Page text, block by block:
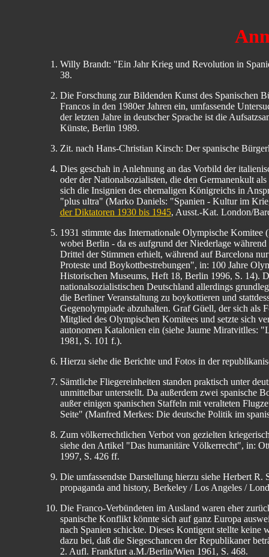
Willy Brandt: "Ein Jahr Krieg und Revolution in
38.
Die Forschung zur Bildenden Kunst des Spanischen
Francos in den 1980er Jahren ein, umfassende
der letzten Jahre in deutscher Sprache ist die
Künste, Berlin 1989.
Zit. nach Hans-Christian Kirsch: Der spanische
Dies geschah in Anlehnung an das Vorbild der
oder der Nationalsozialisten, die den Germanenkult
sich die Insignien des ehemaligen Königreichs in
"plus ultra" (Marko Daniels: "Spanien - Kultur im
der Diktatoren 1930 bis 1945, Ausst.-Kat. London/
1931 stimmte das Internationale Olympische
wobei Berlin - da es aufgrund der Niederlage
Drittel der Stimmen erhielt, während auf Barcelona
Proteste und Boykottbestrebungen", in: 100 Jahre
Historischen Museums, Heft 18, Berlin 1996, S. 14).
nationalsozialistischen Deutschland allerdings
die Berliner Veranstaltung zu boykottieren und
Gegenolympiade abzuhalten. Graf Güell, der sich als
Mitglied des Olympischen Komitees und setzte sich
autonomen Katalonien ein (siehe Jaume Miratvitlles:
1981, S. 101 f.).
Hierzu siehe die Berichte und Fotos in der
Sämtliche Fliegereinheiten standen praktisch unter
unmittelbar unterstellt. Da außerdem zwei spanische
außer einigen spanischen Staffeln mit veralteten
Seite" (Manfred Merkes: Die deutsche Politik im
Zum völkerrechtlichen Verbot von gezielten
siehe den Artikel "Das humanitäre Völkerrecht", in:
1997, S. 426 ff.
Die umfassendste Darstellung hierzu siehe Herbert
propaganda and history, Berkeley / Los Angeles /
Die Franco-Verbündeten im Ausland waren eher
spanische Konflikt könnte sich auf ganz Europa
nach Spanien schickte. Dieses Kontigent stellte
dazu bei, daß die Siegeschancen der Republikaner
2. Aufl. Frankfurt a.M./Berlin/Wien 1961, S. 468.